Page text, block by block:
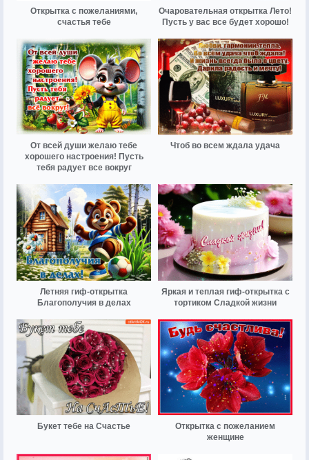
Открытка с пожеланиями,
счастья тебе
Очаровательная открытка Лето!
Пусть у вас все будет хорошо!
От всей души желаю тебе
хорошего настроения! Пусть
тебя радует все вокруг
Чтоб во всем ждала удача
Летняя гиф-открытка
Благополучия в делах
Яркая и теплая гиф-открытка с
тортиком Сладкой жизни
Букет тебе на Счастье
Открытка с пожеланием
женщине